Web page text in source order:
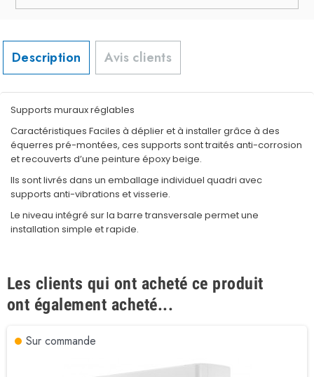
Description Avis clients
Supports muraux réglables
Caractéristiques Faciles à déplier et à installer grâce à des
équerres pré-montées, ces supports sont traités anti-corrosion
et recouverts d’une peinture époxy beige.
Ils sont livrés dans un emballage individuel quadri avec
supports anti-vibrations et visserie.
Le niveau intégré sur la barre transversale permet une
installation simple et rapide.
Les clients qui ont acheté ce produit
ont également acheté...
Sur commande